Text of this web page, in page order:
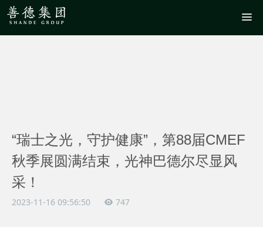
“瑞士之光，守护健康”，第88届CMEF
秋季展圆满结束，光神巴德尔尽显风
采！
2023-11-16 09:56:50 747